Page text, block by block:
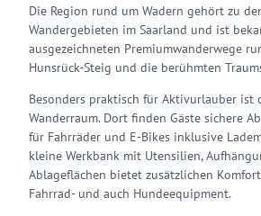
Die Region rund um Wadern gehört zu
Wandergebieten im Saarland und ist
ausgezeichneten Premiumwanderwege
Hunsrück-Steig und die berühmten
Besonders praktisch für Aktivurlauber ist
Wanderraum. Dort finden Gäste sichere
für Fahrräder und E-Bikes inklusive
kleine Werkbank mit Utensilien,
Ablageflächen bietet zusätzlichen
Fahrrad- und auch Hundeequipment.